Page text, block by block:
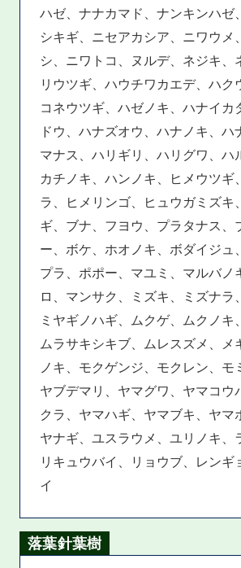
ハゼ、ナナカマド、ナンキンハゼ
シキギ、ニセアカシア、ニワウメ
シ、ニワトコ、ヌルデ、ネジキ、
リウツギ、ハウチワカエデ、ハク
コネウツギ、ハゼノキ、ハナイカ
ドウ、ハナズオウ、ハナノキ、ハ
マナス、ハリギリ、ハリグワ、ハ
カチノキ、ハンノキ、ヒメウツギ
ラ、ヒメリンゴ、ヒュウガミズキ
ギ、ブナ、フヨウ、プラタナス、
ー、ボケ、ホオノキ、ボダイジュ
プラ、ポポー、マユミ、マルバノ
ロ、マンサク、ミズキ、ミズナラ
ミヤギノハギ、ムクゲ、ムクノキ
ムラサキシキブ、ムレスズメ、メ
ノキ、モクゲンジ、モクレン、モ
ヤブデマリ、ヤマグワ、ヤマコウ
クラ、ヤマハギ、ヤマブキ、ヤマ
ヤナギ、ユスラウメ、ユリノキ、
リキュウバイ、リョウブ、レンギ
イ
落葉針葉樹